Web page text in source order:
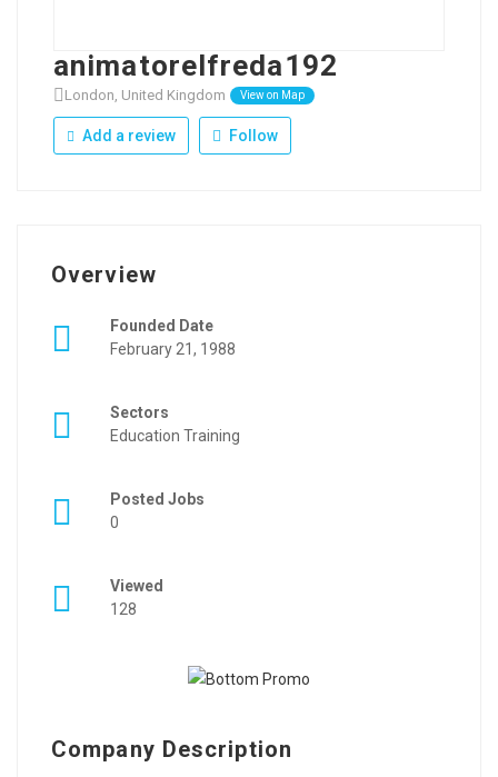
animatorelfreda192
London, United Kingdom View on Map
Add a review Follow
Overview
Founded Date
February 21, 1988
Sectors
Education Training
Posted Jobs
0
Viewed
128
Company Description